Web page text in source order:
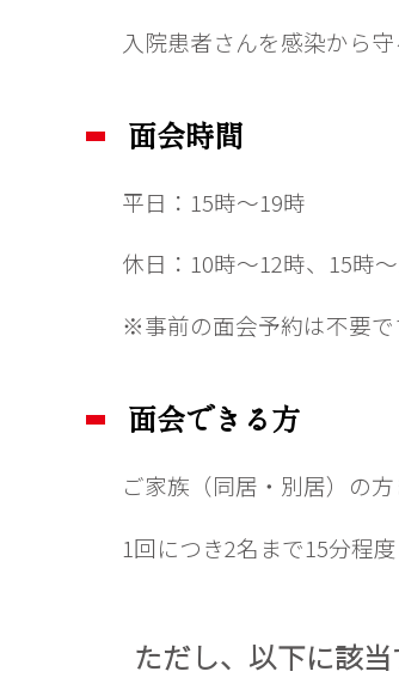
入院患者さんを感染から
面会時間
平日：15時～19時
休日：10時～12時、15時
※事前の面会予約は不要で
面会できる方
ご家族（同居・別居）の
1回につき2名まで15分程度
ただし、以下に該